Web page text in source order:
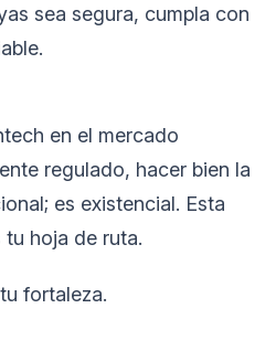
sea segura, cumpla con
en el mercado
regulado, hacer bien la
es existencial. Esta
hoja de ruta.
fortaleza.